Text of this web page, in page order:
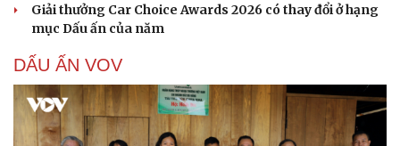
Giải thưởng Car Choice Awards 2026 có thay đổi ở hạng
mục Dấu ấn của năm
DẤU ẤN VOV